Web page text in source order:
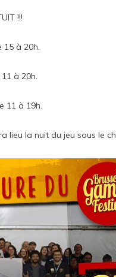
!!!
15 à 20h.
à 20h.
11 à 19h.
lieu la nuit du jeu sous le